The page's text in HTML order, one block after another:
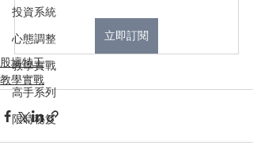
投資系統
心態調整
教學實戰
高手系列
限時秘笈
立即訂閱
股壇特工
教學實戰